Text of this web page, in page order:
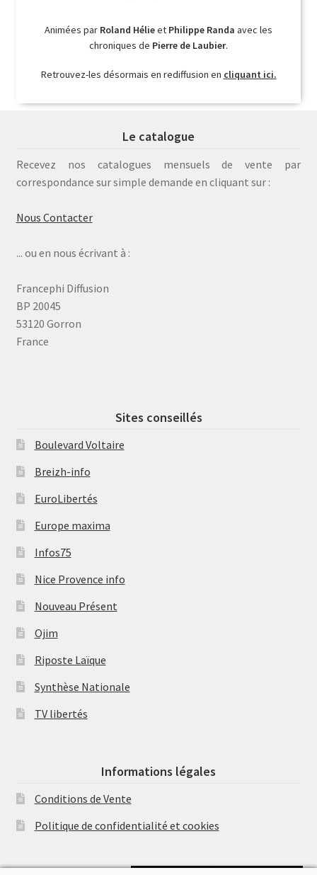
Animées par Roland Hélieet Philippe Randa avec les
chroniques de Pierre de Laubier.
Retrouvez-les désormais en rediffusion en cliquant ici.
Le catalogue
Recevez nos catalogues mensuels de vente par
correspondance sur simple demande en cliquant sur :
Nous Contacter
... ou en nous écrivant à :
Francephi Diffusion
BP 20045
53120 Gorron
France
Sites conseillés
Boulevard Voltaire
Breizh-info
EuroLibertés
Europe maxima
Infos75
Nice Provence info
Nouveau Présent
Ojim
Riposte Laïque
Synthèse Nationale
TV libertés
Informations légales
Conditions de Vente
Politique de confidentialité et cookies